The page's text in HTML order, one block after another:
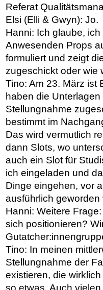
Referat
Elsi (Elli & Gwyn): Jo.
Hanni: Ich glaube,
Anwesenden Props
formuliert und zeigt
zugeschickt oder wie
Tino: Am 23. März ist
haben die
Stellungnahme
bestimmt im
Das wird vermutlich
dann Slots, wo
auch ein Slot für
ich eingeladen und
Dinge eingehen, vor
ausführlich geworden
Hanni: Weitere
sich positionieren?
Tino: In meinen
Stellungnahme der
existieren, die